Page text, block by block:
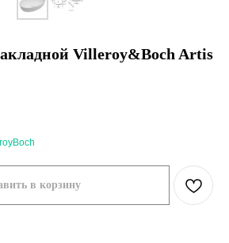
Villeroy&Boch Artis
в корзину